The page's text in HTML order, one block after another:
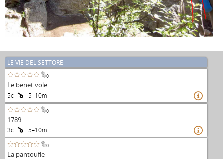
LE VIE DEL SETTORE
0
Le benet vole
5c 5–10m 
0
1789
3c 5–10m 
0
La pantoufle